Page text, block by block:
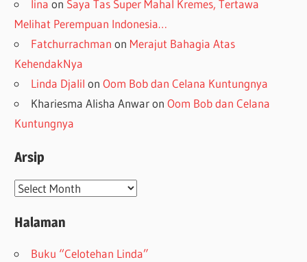
lina on Saya Tas Super Mahal Kremes, Tertawa
Melihat Perempuan Indonesia…
Fatchurrachman on Merajut Bahagia Atas
KehendakNya
Linda Djalil onOom Bob dan Celana Kuntungnya
Khariesma Alisha AnwaronOom Bob dan Celana
Kuntungnya
Arsip
Arsip
Halaman
Buku “Celotehan Linda”